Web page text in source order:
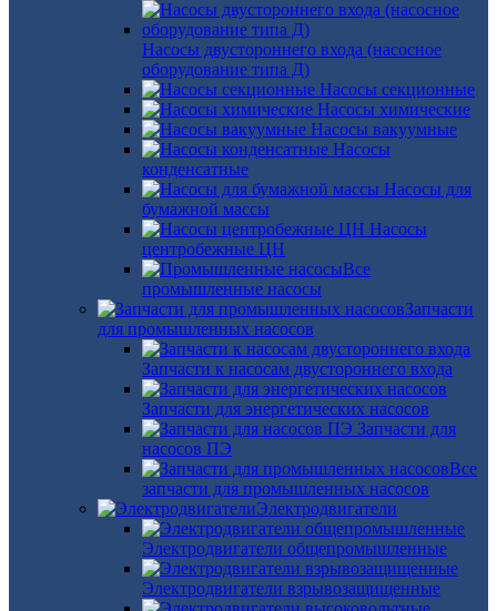
Насосы двустороннего входа (насосное
оборудование типа Д)
Насосы секционные
Насосы химические
Насосы вакуумные
Насосы
конденсатные
Насосы для
бумажной массы
Насосы
центробежные ЦН
Все
промышленные насосы
Запчасти
для промышленных насосов
Запчасти к насосам двустороннего входа
Запчасти для энергетических насосов
Запчасти для
насосов ПЭ
Все
запчасти для промышленных насосов
Электродвигатели
Электродвигатели общепромышленные
Электродвигатели взрывозащищенные